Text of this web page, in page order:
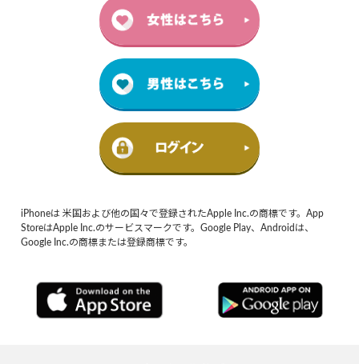
iPhoneは 米国および他の国々で登録されたApple Inc.の商標です。App
StoreはApple Inc.のサービスマークです。Google Play、Androidは、
Google Inc.の商標または登録商標です。